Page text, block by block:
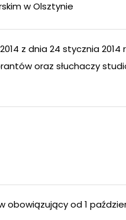
w Olsztynie
z dnia 24 stycznia
oraz słuchaczy
obowiązujący od 1